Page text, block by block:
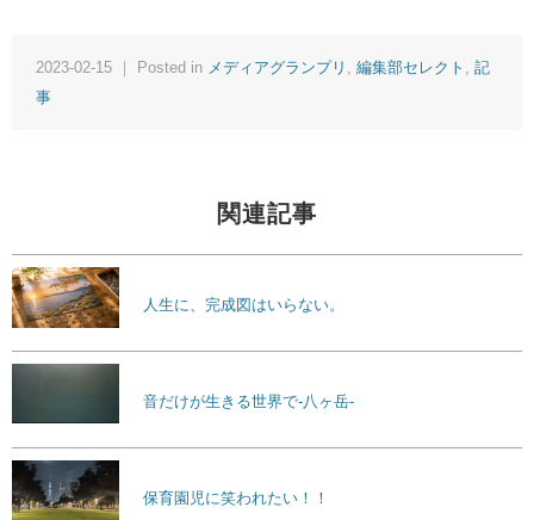
2023-02-15 ｜ Posted in メディアグランプリ , 編集部セレクト , 記
事
関連記事
人生に、完成図はいらない。
音だけが生きる世界で-八ヶ岳-
保育園児に笑われたい！！